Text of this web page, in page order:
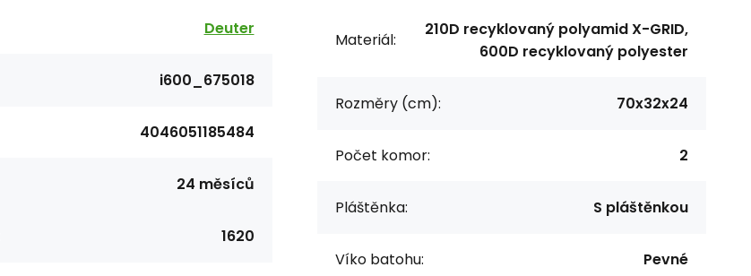
Deuter
i600_675018
4046051185484
24 měsíců
1620
Materiál:
210D recyklovaný polyamid X-GRID,
600D recyklovaný polyester
Rozměry (cm): 70x32x24
Počet komor: 2
Pláštěnka: S pláštěnkou
Víko batohu: Pevné